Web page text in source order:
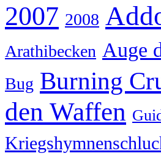
2007 2008
Arathibecken Auge
Bug Burning
den Waffen